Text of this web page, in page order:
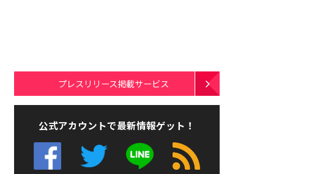
プレスリリース掲載サービス
公式アカウントで最新情報ゲット！